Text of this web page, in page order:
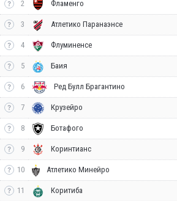
2 Фламенго
3 Атлетико Паранаэнсе
4 Флуминенсе
5 Баия
6 Ред Булл Брагантино
7 Крузейро
8 Ботафого
9 Коринтианс
10 Атлетико Минейро
11 Коритиба